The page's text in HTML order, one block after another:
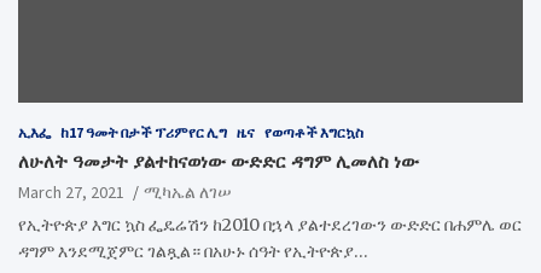
ኢእፌ ከ17 ዓመት በታች ፕሪምየር ሊግ ዜና የወጣቶች እግርኳስ
ለሁለት ዓመታት ያልተከናወነው ውድድር ዳግም ሊመለስ ነው
March 27, 2021
ሚካኤል ለገሠ
የኢትዮጵያ እግር ኳስ ፌዴሬሽን ከ2010 በኋላ ያልተደረገውን ውድድር በሐምሌ ወር
ዳግም እንደሚጀምር ገልጿል። በአሁኑ ሰዓት የኢትዮጵያ…